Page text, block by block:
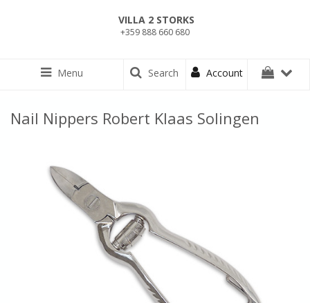
VILLA 2 STORKS
+359 888 660 680
Menu Search Account
Nail Nippers Robert Klaas Solingen